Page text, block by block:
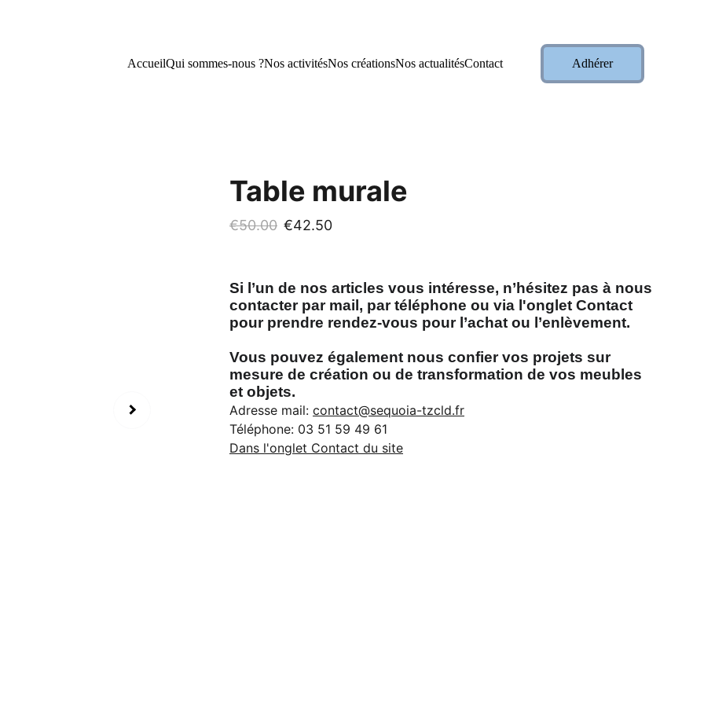
AccueilQui sommes-nous ?Nos activitésNos créationsNos actualitésContact Adhérer
Table murale
€50.00 €42.50
Si l’un de nos articles vous intéresse, n’hésitez pas à nous
contacter par mail, par téléphone ou via l'onglet Contact
pour prendre rendez-vous pour l’achat ou l’enlèvement.
Vous pouvez également nous confier vos projets sur
mesure de création ou de transformation de vos meubles
et objets.
Adresse mail: contact@sequoia-tzcld.fr
Téléphone: 03 51 59 49 61
Dans l'onglet Contact du site